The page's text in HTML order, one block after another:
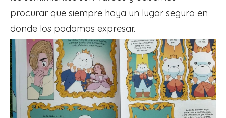
procurar que siempre haya un lugar seguro en
donde los podamos expresar.